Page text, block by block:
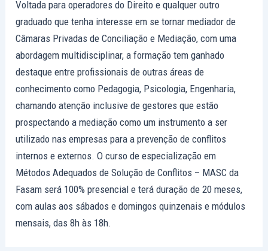
Voltada para operadores do Direito e qualquer outro
graduado que tenha interesse em se tornar mediador de
Câmaras Privadas de Conciliação e Mediação, com uma
abordagem multidisciplinar, a formação tem ganhado
destaque entre profissionais de outras áreas de
conhecimento como Pedagogia, Psicologia, Engenharia,
chamando atenção inclusive de gestores que estão
prospectando a mediação como um instrumento a ser
utilizado nas empresas para a prevenção de conflitos
internos e externos. O curso de especialização em
Métodos Adequados de Solução de Conflitos – MASC da
Fasam será 100% presencial e terá duração de 20 meses,
com aulas aos sábados e domingos quinzenais e módulos
mensais, das 8h às 18h.